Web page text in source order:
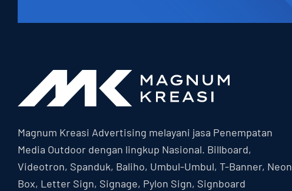
Magnum Kreasi Advertising melayani jasa Penempatan
Media Outdoor dengan lingkup Nasional. Billboard,
Videotron, Spanduk, Baliho, Umbul-Umbul, T-Banner, Neon
Box, Letter Sign, Signage, Pylon Sign, Signboard